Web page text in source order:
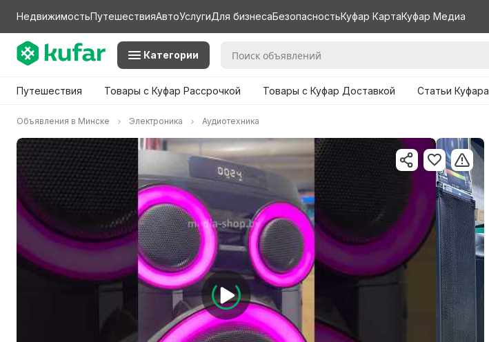
НедвижимостьПутешествияАвтоУслугиДля бизнесаБезопасностьКуфар КартаКуфар Медиа
Категории
Путешествия Товары с Куфар Рассрочкой Товары с Куфар Доставкой Статьи Куфара
Объявления в Минске Электроника Аудиотехника